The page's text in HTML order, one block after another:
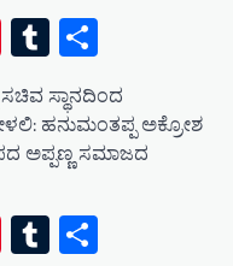
Pinterest
Tumblr
ಸ್ಥಾನದಿಂದ
ಹನುಮಂತಪ್ಪ ಅಕ್ರೋಶ
ಅಪ್ಪಣ್ಣ ಸಮಾಜದ
Pinterest
Tumblr